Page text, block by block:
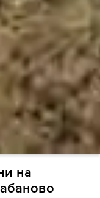
на